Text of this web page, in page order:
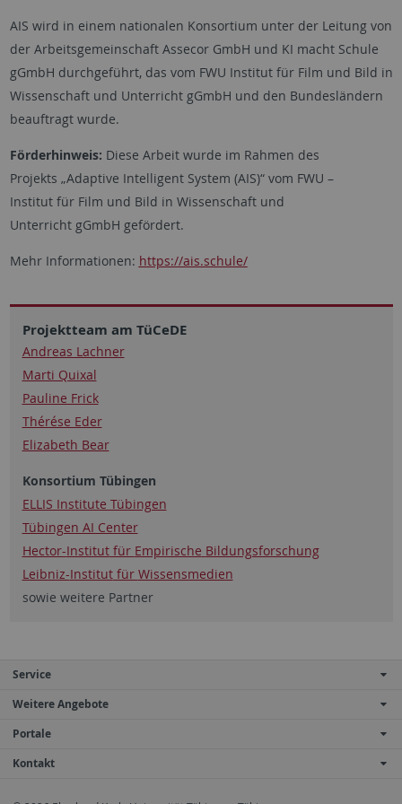
AIS wird in einem nationalen Konsortium unter der Leitung von
der Arbeitsgemeinschaft AssecorGmbH und KI macht Schule
gGmbH durchgeführt, das vom FWU Institut für Film und Bild in
Wissenschaft und Unterricht gGmbH und den Bundesländern
beauftragt wurde.
Förderhinweis: Diese Arbeit wurde im Rahmen des
Projekts „Adaptive Intelligent System (AIS)“ vom FWU –
Institutfür Film und Bild in Wissenschaft und
Unterricht gGmbH gefördert.
Mehr Informationen: https://ais.schule/
Projektteam am TüCeDE
Andreas Lachner
Marti Quixal
Pauline Frick
Thérése Eder
Elizabeth Bear
Konsortium Tübingen
ELLIS Institute Tübingen
Tübingen AI Center
Hector-Institutfür Empirische Bildungsforschung
Leibniz-Institutfür Wissensmedien
sowie weitere Partner
Service
Weitere Angebote
Portale
Kontakt